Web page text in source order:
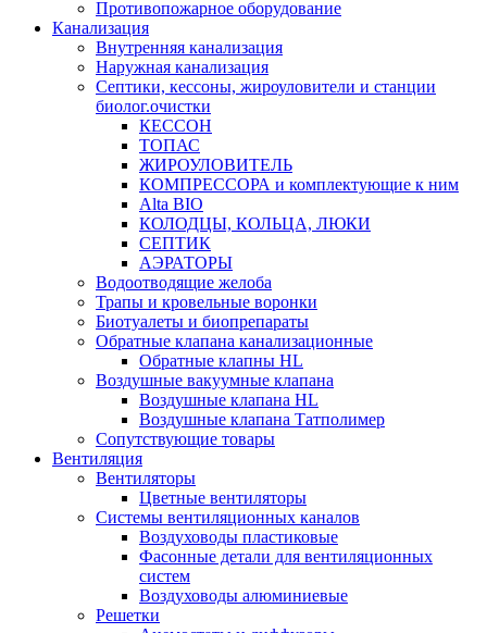
Противопожарное оборудование
Канализация
Внутренняя канализация
Наружная канализация
Септики, кессоны, жироуловители и станции
биолог.очистки
КЕССОН
ТОПАС
ЖИРОУЛОВИТЕЛЬ
КОМПРЕССОРА и комплектующие к ним
Alta BIO
КОЛОДЦЫ, КОЛЬЦА, ЛЮКИ
СЕПТИК
АЭРАТОРЫ
Водоотводящие желоба
Трапы и кровельные воронки
Биотуалеты и биопрепараты
Обратные клапана канализационные
Обратные клапны HL
Воздушные вакуумные клапана
Воздушные клапана HL
Воздушные клапана Татполимер
Сопутствующие товары
Вентиляция
Вентиляторы
Цветные вентиляторы
Системы вентиляционных каналов
Воздуховоды пластиковые
Фасонные детали для вентиляционных
систем
Воздуховоды алюминиевые
Решетки